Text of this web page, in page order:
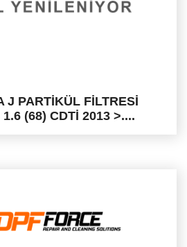
J PARTİKÜL FİLTRESİ
(68) CDTİ 2013 >....